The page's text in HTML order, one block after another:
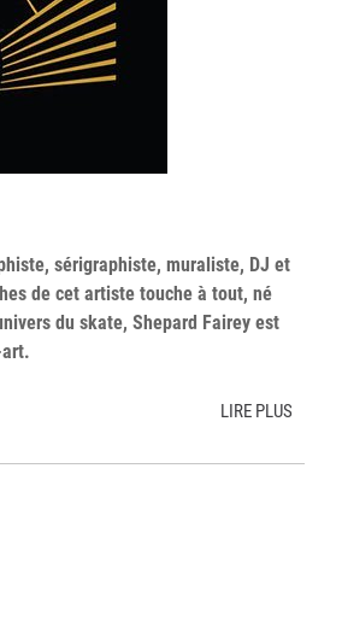
sérigraphiste, muraliste, DJ et
de cet artiste touche à tout, né
du skate, Shepard Fairey est
LIRE PLUS